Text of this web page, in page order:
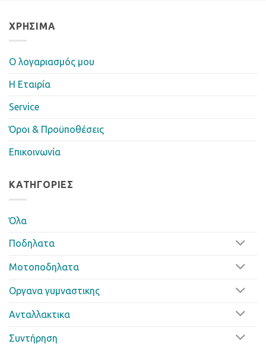
ΧΡΉΣΙΜΑ
Ο λογαριασμός μου
Η Eταιρία
Service
Όροι & Προϋποθέσεις
Επικοινωνία
ΚΑΤΗΓΟΡΊΕΣ
Όλα
Ποδηλατα
Μοτοποδηλατα
Οργανα γυμναστικης
Ανταλλακτικα
Συντήρηση